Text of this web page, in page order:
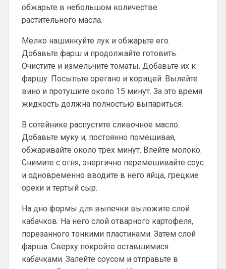
обжарьте в небольшом количестве
растительного масла.
Мелко нашинкуйте лук и обжарьте его.
Добавьте фарш и продолжайте готовить.
Очистите и измельчите томаты. Добавьте их к
фаршу. Посыпьте орегано и корицей. Вылейте
вино и протушите около 15 минут. За это время
жидкость должна полностью выпариться.
В сотейнике распустите сливочное масло.
Добавьте муку и, постоянно помешивая,
обжаривайте около трех минут. Влейте молоко.
Снимите с огня, энергично перемешивайте соус
и одновременно вводите в него яйца, грецкие
орехи и тертый сыр.
На дно формы для выпечки выложите слой
кабачков. На него слой отварного картофеля,
порезанного тонкими пластинами. Затем слой
фарша. Сверху покройте оставшимися
кабачками. Залейте соусом и отправьте в